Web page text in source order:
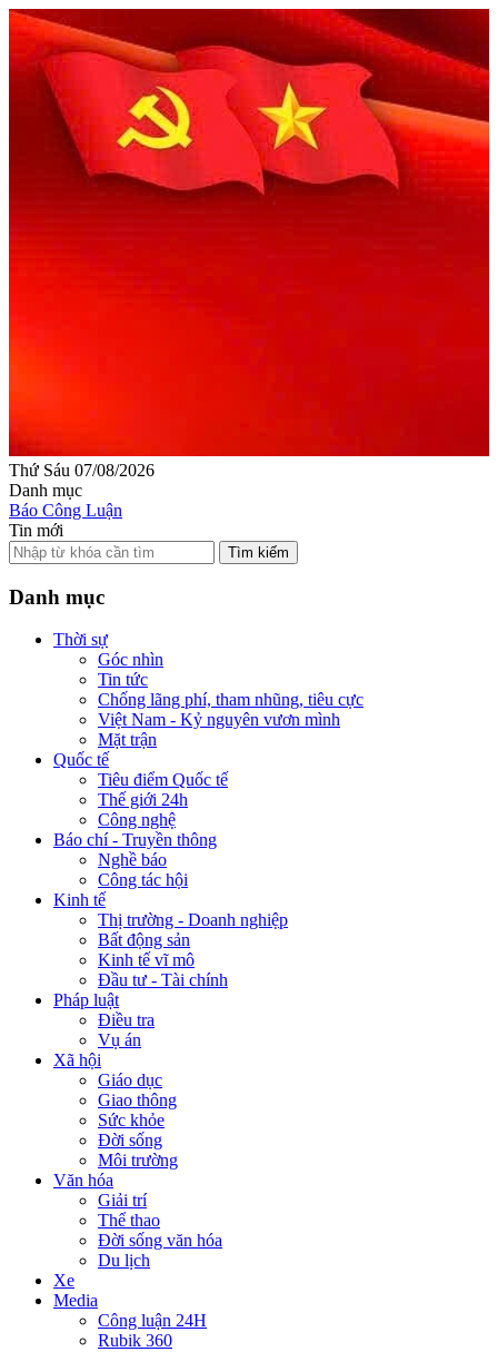
Thứ Sáu 07/08/2026
Danh mục
Báo Công Luận
Tin mới
Tìm kiếm
Danh mục
Thời sự
Góc nhìn
Tin tức
Chống lãng phí, tham nhũng, tiêu cực
Việt Nam - Kỷ nguyên vươn mình
Mặt trận
Quốc tế
Tiêu điểm Quốc tế
Thế giới 24h
Công nghệ
Báo chí - Truyền thông
Nghề báo
Công tác hội
Kinh tế
Thị trường - Doanh nghiệp
Bất động sản
Kinh tế vĩ mô
Đầu tư - Tài chính
Pháp luật
Điều tra
Vụ án
Xã hội
Giáo dục
Giao thông
Sức khỏe
Đời sống
Môi trường
Văn hóa
Giải trí
Thể thao
Đời sống văn hóa
Du lịch
Xe
Media
Công luận 24H
Rubik 360